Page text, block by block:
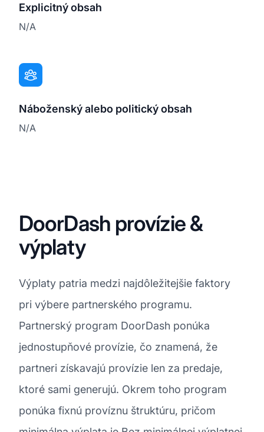
Explicitný obsah
N/A
Náboženský alebo politický obsah
N/A
DoorDash provízie &
výplaty
Výplaty patria medzi najdôležitejšie faktory
pri výbere partnerského programu.
Partnerský program DoorDash ponúka
jednostupňové provízie, čo znamená, že
partneri získavajú provízie len za predaje,
ktoré sami generujú. Okrem toho program
ponúka fixnú províznu štruktúru, pričom